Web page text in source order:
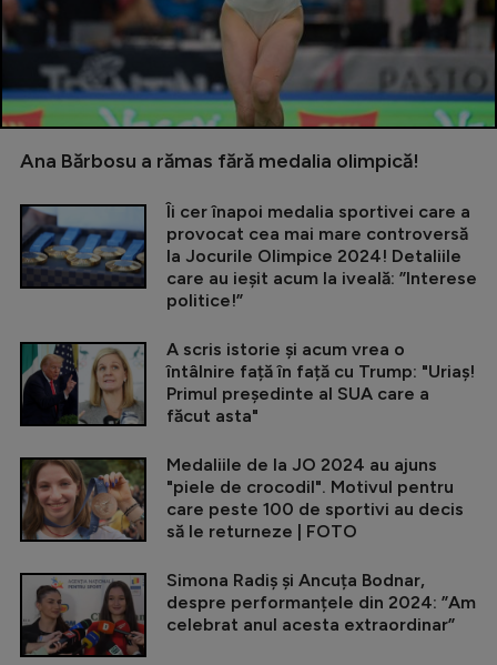
Ana Bărbosu a rămas fără medalia olimpică!
Îi cer înapoi medalia sportivei care a
provocat cea mai mare controversă
la Jocurile Olimpice 2024! Detaliile
care au ieșit acum la iveală: ”Interese
politice!”
A scris istorie și acum vrea o
întâlnire față în față cu Trump: "Uriaș!
Primul președinte al SUA care a
făcut asta"
Medaliile de la JO 2024 au ajuns
"piele de crocodil". Motivul pentru
care peste 100 de sportivi au decis
să le returneze | FOTO
Simona Radiș și Ancuța Bodnar,
despre performanțele din 2024: ”Am
celebrat anul acesta extraordinar”